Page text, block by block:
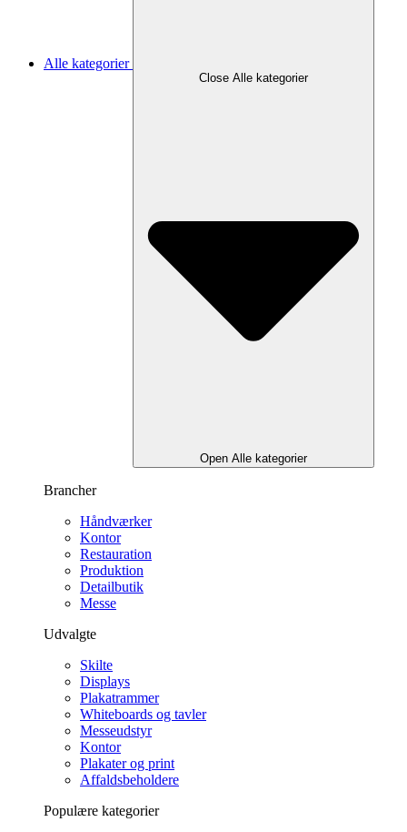
Alle kategorier
Close Alle kategorier
Open Alle kategorier
Brancher
Håndværker
Kontor
Restauration
Produktion
Detailbutik
Messe
Udvalgte
Skilte
Displays
Plakatrammer
Whiteboards og tavler
Messeudstyr
Kontor
Plakater og print
Affaldsbeholdere
Populære kategorier